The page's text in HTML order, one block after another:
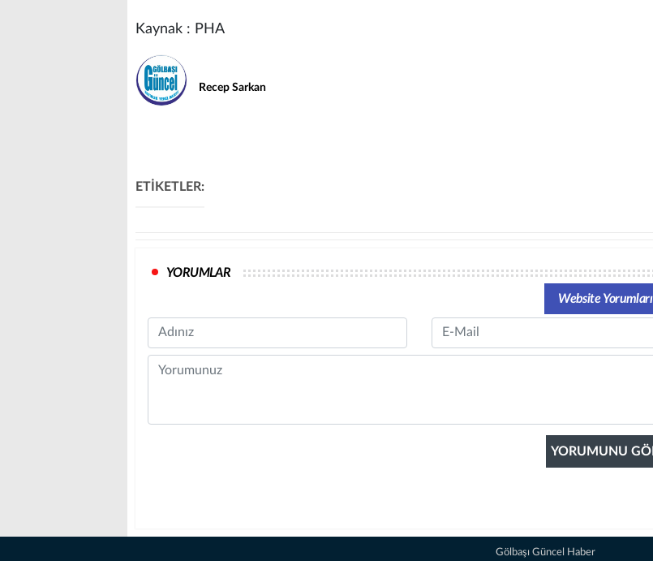
Kaynak : PHA
Recep Sarkan
ETİKETLER:
YORUMLAR
Website Yorumları
Name Email
Comment
Gölbaşı Güncel Haber